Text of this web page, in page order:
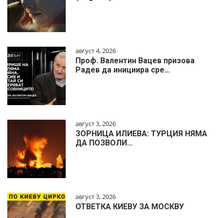
август 4, 2026
Проф. Валентин Вацев призова
Радев да инициира сре…
август 3, 2026
ЗОРНИЦА ИЛИЕВА: ТУРЦИЯ НЯМА
ДА ПОЗВОЛИ…
август 3, 2026
ОТВЕТКА КИЕВУ ЗА МОСКВУ